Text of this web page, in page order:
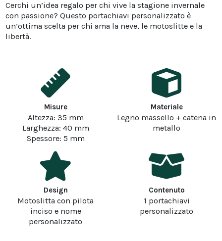
Cerchi un’idea regalo per chi vive la stagione invernale
con passione? Questo portachiavi personalizzato è
un’ottima scelta per chi ama la neve, le motoslitte e la
libertà.
Misure
Altezza: 35 mm
Larghezza: 40 mm
Spessore: 5 mm
Materiale
Legno massello + catena in
metallo
Design
Motoslitta con pilota
inciso e nome
personalizzato
Contenuto
1 portachiavi
personalizzato